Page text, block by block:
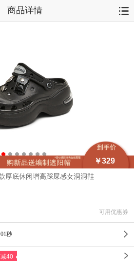
商品详情
￥329
厚底休闲增高踩屎感女洞洞鞋
可用优惠券
秒
40